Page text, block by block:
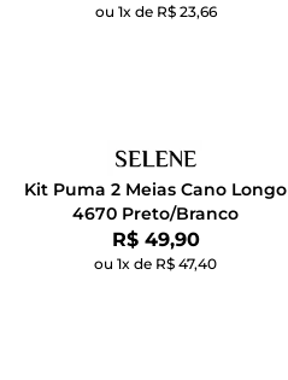
ou 1x de R$ 23,66
Kit Puma 2 Meias Cano Longo
4670 Preto/Branco
Por:
R$ 49,90
ou 1x de R$ 47,40